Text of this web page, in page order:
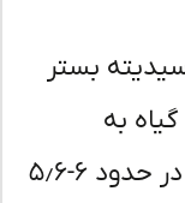
بستر
به
محیطی تا حدودی اسیدی با Ph در حدود ۶-۵٫۶